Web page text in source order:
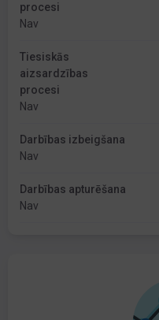
procesi
Nav
Tiesiskās
aizsardzības
procesi
Nav
Darbības izbeigšana
Nav
Darbības apturēšana
Nav